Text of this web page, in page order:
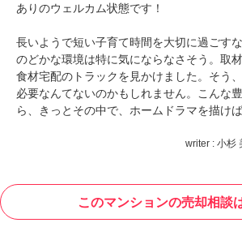
ありのウェルカム状態です！
長いようで短い子育て時間を大切に過ごす
のどかな環境は特に気にならなさそう。取
食材宅配のトラックを見かけました。そう
必要なんてないのかもしれません。こんな
ら、きっとその中で、ホームドラマを描けば
writer : 小杉
このマンションの売却相談